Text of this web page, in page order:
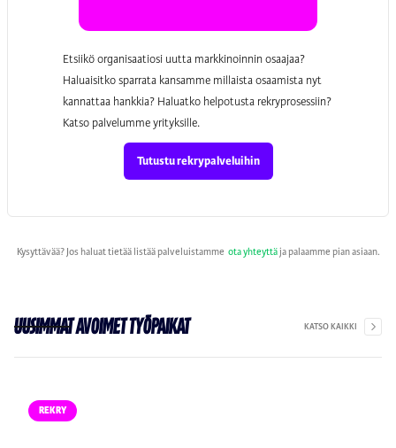
Etsiikö organisaatiosi uutta markkinoinnin osaajaa?
Haluaisitko sparrata kansamme millaista osaamista nyt
kannattaa hankkia? Haluatko helpotusta rekryprosessiin?
Katso palvelumme yrityksille.
Tutustu rekrypalveluihin
Kysyttävää? Jos haluat tietää listää palveluistamme ota yhteyttäja palaamme pian asiaan.
UUSIMMAT AVOIMET TYÖPAIKAT KATSO KAIKKI
REKRY